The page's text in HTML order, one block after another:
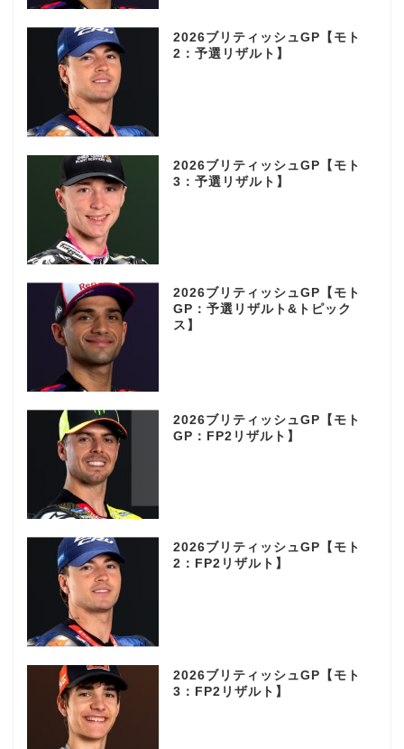
2026ブリティッシュGP【モト
2：予選リザルト】
2026ブリティッシュGP【モト
3：予選リザルト】
2026ブリティッシュGP【モト
GP：予選リザルト&トピック
ス】
2026ブリティッシュGP【モト
GP：FP2リザルト】
2026ブリティッシュGP【モト
2：FP2リザルト】
2026ブリティッシュGP【モト
3：FP2リザルト】